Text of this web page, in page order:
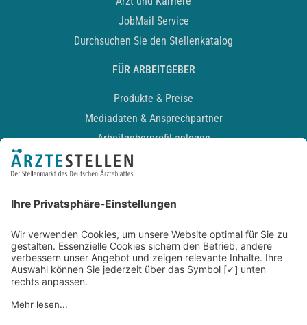
JobMail Service
Durchsuchen Sie den Stellenkatalog
FÜR ARBEITGEBER
Produkte & Preise
Mediadaten & Ansprechpartner
Arbeitgeberprofil anlegen
Recruiting-Podcast
Kontakt
Datenschutz
Newsletter